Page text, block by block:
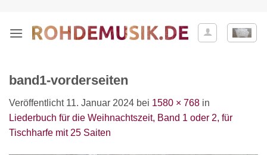
springen
band1-vorderseiten
Veröffentlicht 11. Januar 2024 bei 1580 × 768 in
Liederbuch für die Weihnachtszeit, Band 1 oder 2, für
Tischharfe mit 25 Saiten